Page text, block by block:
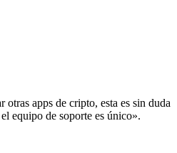
apps de cripto, esta es sin duda
equipo de soporte es único».